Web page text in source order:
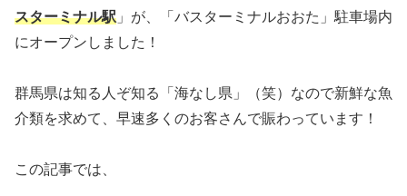
スターミナル駅 」が、「バスターミナルおおた」駐車場内
にオープンしました！
群馬県は知る人ぞ知る「海なし県」（笑）なので新鮮な魚
介類を求めて、早速多くのお客さんで賑わっています！
この記事では、